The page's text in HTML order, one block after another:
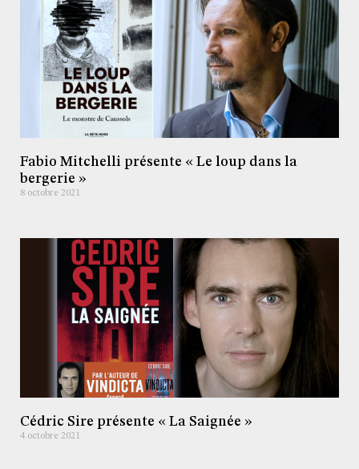
Fabio Mitchelli présente « Le loup dans la
bergerie »
8 octobre 2021
Cédric Sire présente « La Saignée »
4 octobre 2021